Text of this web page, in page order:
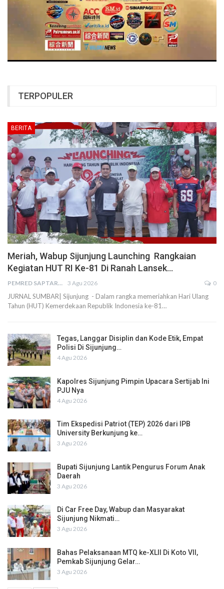
TERPOPULER
BERITA
Meriah, Wabup Sijunjung Launching Rangkaian
Kegiatan HUT RI Ke-81 Di Ranah Lansek…
PEMRED SAPTARIUS 3 Agu 2026 0
JURNAL SUMBAR| Sijunjung - Dalam rangka memeriahkan Hari Ulang
Tahun (HUT) Kemerdekaan Republik Indonesia ke-81…
Tegas, Langgar Disiplin dan Kode Etik, Empat
Polisi Di Sijunjung…
4 Agu 2026
Kapolres Sijunjung Pimpin Upacara Sertijab Ini
PJU Nya
4 Agu 2026
Tim Ekspedisi Patriot (TEP) 2026 dari IPB
University Berkunjung ke…
3 Agu 2026
Bupati Sijunjung Lantik Pengurus Forum Anak
Daerah
3 Agu 2026
Di Car Free Day, Wabup dan Masyarakat
Sijunjung Nikmati…
3 Agu 2026
Bahas Pelaksanaan MTQ ke-XLII Di Koto VII,
Pemkab Sijunjung Gelar…
3 Agu 2026